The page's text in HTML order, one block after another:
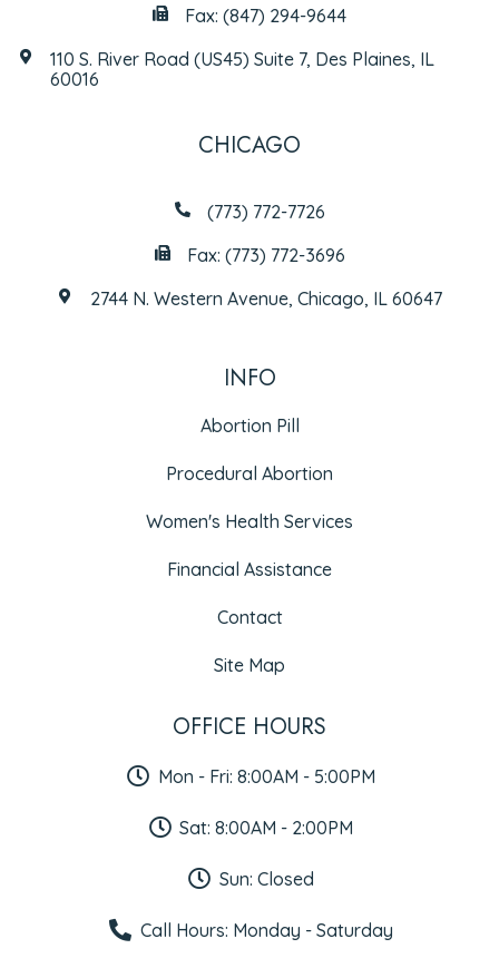
Fax: (847) 294-9644
110 S. River Road (US45) Suite 7, Des Plaines, IL
60016
CHICAGO
(773) 772-7726
Fax: (773) 772-3696
2744 N. Western Avenue, Chicago, IL 60647
INFO
Abortion Pill
Procedural Abortion
Women's Health Services
Financial Assistance
Contact
Site Map
OFFICE HOURS
Mon - Fri: 8:00AM - 5:00PM
Sat: 8:00AM - 2:00PM
Sun: Closed
Call Hours: Monday - Saturday